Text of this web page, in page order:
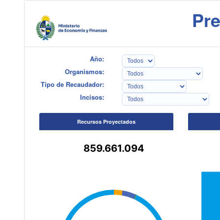
Año:
Organismos:
Tipo de Recaudador:
Incisos:
Recursos Proyectados